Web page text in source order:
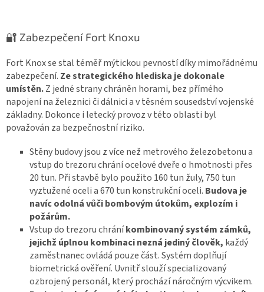
🔐 Zabezpečení Fort Knoxu
Fort Knox se stal téměř mýtickou pevností díky mimořádnému
zabezpečení. Ze strategického hlediska je dokonale
umístěn.Z jedné strany chráněn horami, bez přímého
napojení na železnici či dálnici a v těsném sousedství vojenské
základny. Dokonce i letecký provoz v této oblasti byl
považován za bezpečnostní riziko.
Stěny budovy jsou z více než metrového železobetonu a
vstup do trezoru chrání ocelové dveře o hmotnosti přes
20 tun. Při stavbě bylo použito 160 tun žuly, 750 tun
vyztužené oceli a 670 tun konstrukční oceli. Budova je
navíc odolná vůči bombovým útokům, explozím i
požárům.
Vstup do trezoru chráníkombinovaný systém zámků,
jejichž úplnou kombinaci nezná jediný člověk, každý
zaměstnanec ovládá pouze část. Systém doplňují
biometrická ověření. Uvnitř slouží specializovaný
ozbrojený personál, který prochází náročným výcvikem.